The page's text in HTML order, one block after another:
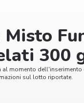
300
al momento
sul lotto riportate.